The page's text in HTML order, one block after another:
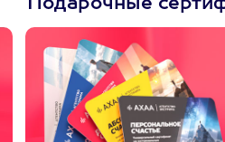
Подарочные